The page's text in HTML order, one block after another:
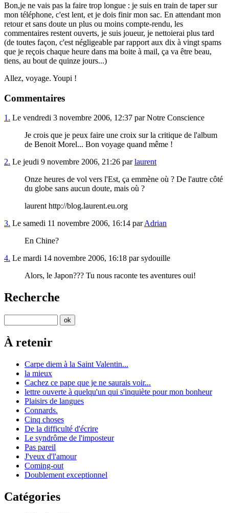
Bon,je ne vais pas la faire trop longue : je suis en train de taper sur
mon téléphone, c'est lent, et je dois finir mon sac. En attendant mon
retour et sans doute un plus ou moins compte-rendu, les
commentaires restent ouverts, je suis joueur, je nettoierai plus tard
(de toutes façon, c'est négligeable par rapport aux dix à vingt spams
que je reçois chaque heure dans ma boite à mail, ça va être beau,
tiens, au bout de quinze jours...)
Allez, voyage. Youpi !
Commentaires
1. Le vendredi 3 novembre 2006, 12:37 par Notre Conscience
Je crois que je peux faire une croix sur la critique de l'album
de Benoit Morel... Bon voyage quand même !
2. Le jeudi 9 novembre 2006, 21:26 parlaurent
Onze heures de vol vers l'Est, ça emmène où ? De l'autre côté
du globe sans aucun doute, mais où ?
laurent http://blog.laurent.eu.org
3. Le samedi 11 novembre 2006, 16:14 parAdrian
En Chine?
4. Le mardi 14 novembre 2006, 16:18 par sydouille
Alors, le Japon??? Tu nous raconte tes aventures oui!
Recherche
À retenir
Carpe diem à la Saint Valentin...
la mieux
Cachez ce pape que je ne saurais voir...
lettre ouverte à quelqu'un qui s'inquiète pour mon bonheur
Plaisirs de langues
Connards.
Cinq choses
De la difficulté d'écrire
Le syndrôme de l'imposteur
Pas pareil
J'veux d'l'amour
Coming-out
Doublement exceptionnel
Catégories